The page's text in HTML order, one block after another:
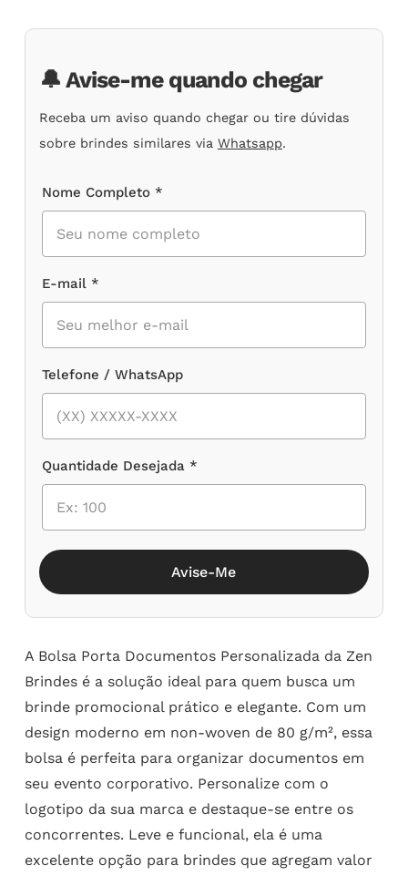
🔔 Avise-me quando chegar
Receba um aviso quando chegar ou tire dúvidas
sobre brindes similares via Whatsapp.
Nome Completo *
E-mail *
Telefone / WhatsApp
Quantidade Desejada *
Avise-Me
A Bolsa Porta Documentos Personalizada da Zen
Brindes é a solução ideal para quem busca um
brinde promocional prático e elegante. Com um
design moderno em non-woven de 80 g/m², essa
bolsa é perfeita para organizar documentos em
seu evento corporativo. Personalize com o
logotipo da sua marca e destaque-se entre os
concorrentes. Leve e funcional, ela é uma
excelente opção para brindes que agregam valor